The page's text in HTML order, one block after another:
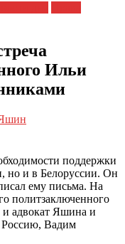
Ильи
поддержки
но и в Белоруссии. Он
ему письма. На
политзаключенного
адвокат Яшина и
Вадим